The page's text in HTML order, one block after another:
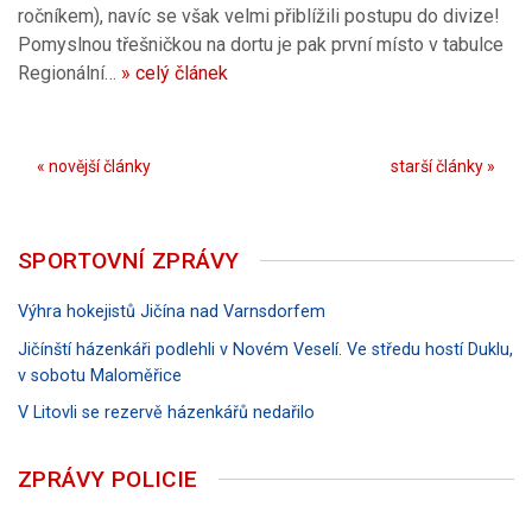
ročníkem), navíc se však velmi přiblížili postupu do divize!
Pomyslnou třešničkou na dortu je pak první místo v tabulce
Regionální… » celý článek
« novější články starší články »
SPORTOVNÍ ZPRÁVY
Výhra hokejistů Jičína nad Varnsdorfem
Jičínští házenkáři podlehli v Novém Veselí. Ve středu hostí Duklu,
v sobotu Maloměřice
V Litovli se rezervě házenkářů nedařilo
ZPRÁVY POLICIE